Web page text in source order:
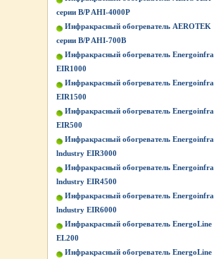
серии B/P AHI-4000P
Инфракрасный обогреватель AEROTEK
серии B/P AHI-700B
Инфракрасный обогреватель Energoinfra
EIR1000
Инфракрасный обогреватель Energoinfra
EIR1500
Инфракрасный обогреватель Energoinfra
EIR500
Инфракрасный обогреватель Energoinfra
lndustry EIR3000
Инфракрасный обогреватель Energoinfra
lndustry EIR4500
Инфракрасный обогреватель Energoinfra
lndustry EIR6000
Инфракрасный обогреватель EnergoLine
EL200
Инфракрасный обогреватель EnergoLine